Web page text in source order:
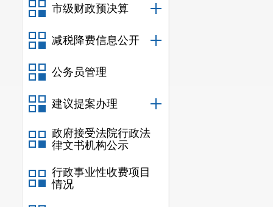
市级财政预决算
减税降费信息公开
公务员管理
建议提案办理
政府接受法院行政法
律文书机构公示
行政事业性收费项目
情况